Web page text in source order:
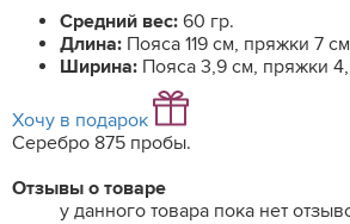
Средний вес: 60 гр.
Длина: Пояса 119 см, пряжки 7 см
Ширина: Пояса 3,9 см, пряжки
Хочу в подарок
Серебро 875 пробы.
Отзывы о товаре
у данного товара пока нет